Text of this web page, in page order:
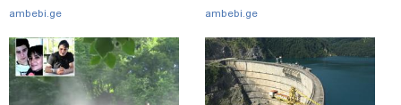
რომელ ქვეყნამდე მივიდა
სპეცოპერაციის შემდეგ
ambebi.ge
გამოცდებზე, ყველა საგანში
ambebi.ge